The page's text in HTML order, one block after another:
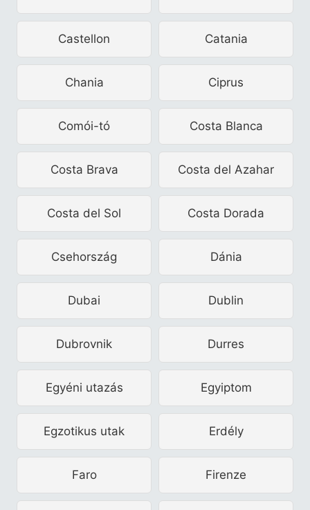
Castellon Catania
Chania Ciprus
Comói-tó Costa Blanca
Costa Brava Costa del Azahar
Costa del Sol Costa Dorada
Csehország Dánia
Dubai Dublin
Dubrovnik Durres
Egyéni utazás Egyiptom
Egzotikus utak Erdély
Faro Firenze